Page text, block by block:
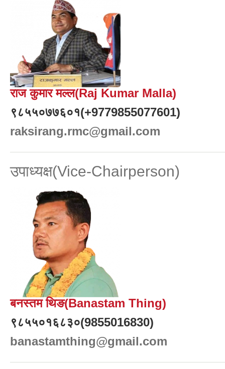
राज कुमार मल्ल(Raj Kumar Malla)
९८५५०७७६०१(+9779855077601)
raksirang.rmc@gmail.com
उपाध्यक्ष(Vice-Chairperson)
बनस्तम थिङ(Banastam Thing)
९८५५०१६८३०(9855016830)
banastamthing@gmail.com